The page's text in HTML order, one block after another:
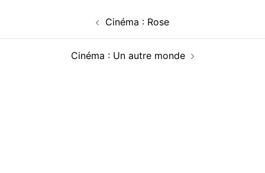
Cinéma : Rose
Cinéma : Un autre monde